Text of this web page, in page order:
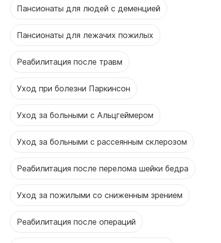
Пансионаты для людей с деменцией
Пансионаты для лежачих пожилых
Реабилитация после травм
Уход при болезни Паркинсон
Уход за больными с Альцгеймером
Уход за больными с рассеянным склерозом
Реабилитация после перелома шейки бедра
Уход за пожилыми со сниженным зрением
Реабилитация после операций